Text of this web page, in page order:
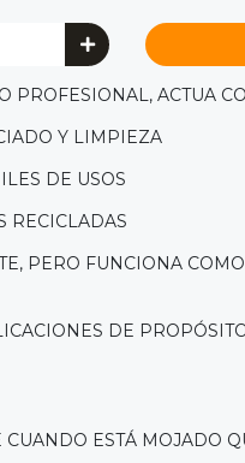
PROFESIONAL, ACTUA
Y LIMPIEZA
DE USOS
RECICLADAS
PERO FUNCIONA
DE
CUANDO ESTÁ MOJADO